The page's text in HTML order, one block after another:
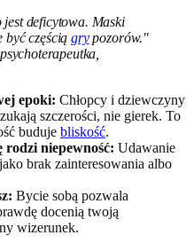
deficytowa. Maski
być częściągrypozorów."
epoki: Chłopcy i dziewczyny
szczerości, nie gierek. To
buduje bliskość.
rodzi niepewność: Udawanie
brak zainteresowania albo
Bycie sobą pozwala
docenią twoją
wizerunek.